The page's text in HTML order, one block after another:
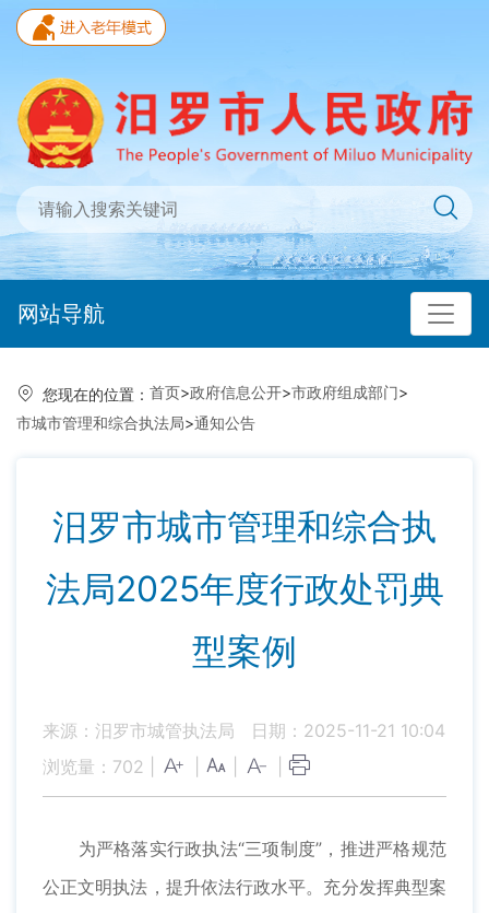
网站导航
您现在的位置： 首页>政府信息公开>市政府组成部门>
市城市管理和综合执法局>通知公告
汨罗市城市管理和综合执
法局2025年度行政处罚典
型案例
来源：汨罗市城管执法局
日期：2025-11-21 10:04
浏览量： 702
为严格落实行政执法“三项制度”，推进严格规范
公正文明执法，提升依法行政水平。充分发挥典型案